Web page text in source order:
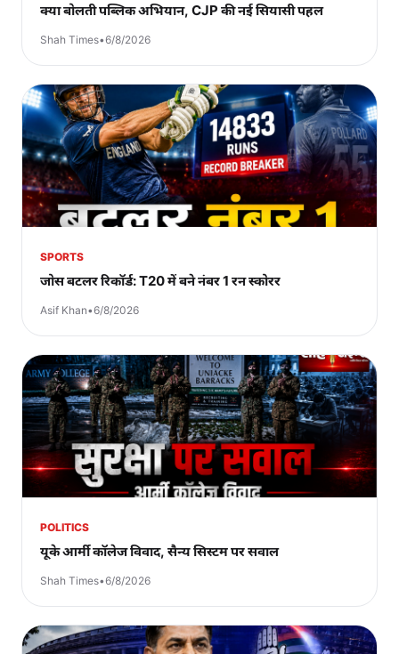
क्या बोलती पब्लिक अभियान, CJP की नई सियासी पहल
Shah Times•6/8/2026
SPORTS
जोस बटलर रिकॉर्ड: T20 में बने नंबर 1 रन स्कोरर
Asif Khan•6/8/2026
POLITICS
यूके आर्मी कॉलेज विवाद, सैन्य सिस्टम पर सवाल
Shah Times•6/8/2026